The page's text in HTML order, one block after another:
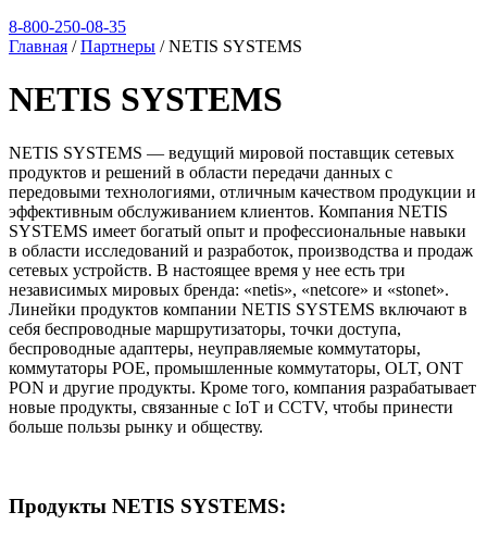
8‑800‑250‑08‑35
Главная /Партнеры /NETIS SYSTEMS
NETIS SYSTEMS
NETIS SYSTEMS — ведущий мировой поставщик сетевых
продуктов и решений в области передачи данных с
передовыми технологиями, отличным качеством продукции и
эффективным обслуживанием клиентов. Компания NETIS
SYSTEMS имеет богатый опыт и профессиональные навыки
в области исследований и разработок, производства и продаж
сетевых устройств. В настоящее время у нее есть три
независимых мировых бренда: «netis», «netcore» и «stonet».
Линейки продуктов компании NETIS SYSTEMS включают в
себя беспроводные маршрутизаторы, точки доступа,
беспроводные адаптеры, неуправляемые коммутаторы,
коммутаторы POE, промышленные коммутаторы, OLT, ONT
PON и другие продукты. Кроме того, компания разрабатывает
новые продукты, связанные с IoT и CCTV, чтобы принести
больше пользы рынку и обществу.
Продукты NETIS SYSTEMS: